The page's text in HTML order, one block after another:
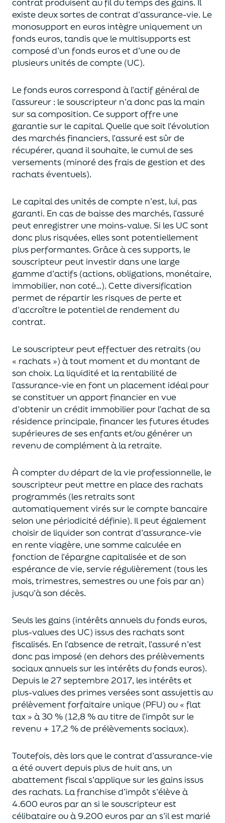
existe deux sortesde contrat d’assurance-vie. Le
monosupport en euros intègre uniquement un
fonds euros, tandis que le multisupports est
composé d’un fonds euros et d’une ou de
plusieurs unités de compte (UC).
Le fonds euros correspond à l’actif général de
l’assureur : le souscripteur n’a donc pas la main
sur sa composition. Ce support offre une
garantie sur le capital. Quelle que soit l’évolution
des marchés financiers, l’assuré est sûr de
récupérer, quand il souhaite, le cumul de ses
versements (minoré des frais de gestion et des
rachats éventuels).
Le capital des unités de compte n’est, lui, pas
garanti. En casde baisse des marchés, l’assuré
peut enregistrer une moins-value. Si les UC sont
donc plus risquées, elles sont potentiellement
plus performantes. Grâce à ces supports, le
souscripteur peut investir dans une large
gamme d’actifs (actions, obligations, monétaire,
immobilier, non coté…). Cette diversification
permet de répartir les risques de perte et
d’accroître le potentielde rendement du
contrat.
Le souscripteur peut effectuer des retraits (ou
« rachats ») à tout moment et du montant de
son choix. Laliquiditéet la rentabilité de
l’assurance-vie en font un placement idéal pour
se constituer un apport financier en vue
d’obtenir un crédit immobilier pour l’achat desa
résidence principale, financer les futures études
supérieures de ses enfantset/ou générer un
revenu de complément à la retraite.
À compter du départ de la vie professionnelle, le
souscripteur peut mettre en place des rachats
programmés (les retraits sont
automatiquement virés sur le compte bancaire
selon une périodicité définie). Il peut également
choisirde liquider son contrat d’assurance-vie
en rente viagère, une somme calculée en
fonction de l’épargne capitalisée et deson
espérance de vie, servie régulièrement (tous les
mois, trimestres, semestres ou une fois par an)
jusqu’à son décès.
Seuls les gains (intérêts annuels du fonds euros,
plus-values des UC) issus des rachats sont
fiscalisés. En l’absence de retrait, l’assuré n’est
donc pas imposé (en dehors des prélèvements
sociaux annuels sur les intérêts du fonds euros).
Depuis le 27 septembre 2017, les intérêts et
plus-values des primes verséessont assujettis au
prélèvement forfaitaire unique (PFU) ou « flat
tax » à 30 % (12,8 % au titre de l’impôt sur le
revenu + 17,2 % de prélèvements sociaux).
Toutefois, dès lors que le contrat d’assurance-vie
a été ouvert depuis plus de huit ans, un
abattement fiscal s’applique sur les gains issus
des rachats. La franchise d’impôts’élève à
4.600 euros par an si le souscripteurest
célibataire ou à 9.200 euros par an s’il est marié